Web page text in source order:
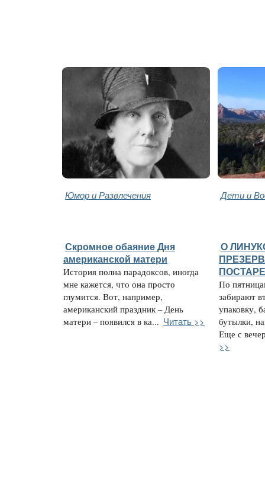
Юмор и Развлечения Дети и
Скромное обаяние Дня
американской матери
История полна парадоксов, иногда
мне кажется, что она просто
глумится. Вот, например,
американский праздник – День
матери – появился в ка... Читать >>
О
По
забирают
упаковку,
бутылки,
Еще с
>>